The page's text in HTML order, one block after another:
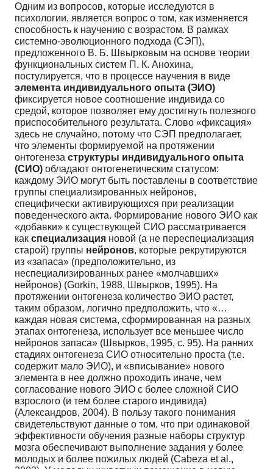
Одним из вопросов, которые исследуются в
психологии, является вопрос о том, как изменяется
способность к научению с возрастом. В рамках
системно-эволюционного подхода (СЭП),
предложенного В. Б. Швырковым на основе теории
функциональных систем П. К. Анохина,
постулируется, что в процессе научения в виде
элемента индивидуального опыта (ЭИО)
фиксируется новое соотношение индивида со
средой, которое позволяет ему достигнуть полезного
приспособительного результата. Слово «фиксация»
здесь не случайно, потому что СЭП предполагает,
что элементы формируемой на протяжении
онтогенеза структуры индивидуального опыта
(СИО) обладают онтогенетическим статусом:
каждому ЭИО могут быть поставлены в соответствие
группы специализированных нейронов,
специфически активирующихся при реализации
поведенческого акта. Формирование нового ЭИО как
«добавки» к существующей СИО рассматривается
как специализация новой (а не переспециализация
старой) группы нейронов, которые рекрутируются
из «запаса» (предположительно, из
неспециализированных ранее «молчавших»
нейронов) (Gorkin, 1988, Швырков, 1995). На
протяжении онтогенеза количество ЭИО растет,
таким образом, логично предположить, что «…
каждая новая система, сформированная на разных
этапах онтогенеза, использует все меньшее число
нейронов запаса» (Швырков, 1995, с. 95). На ранних
стадиях онтогенеза СИО относительно проста (т.е.
содержит мало ЭИО), и «вписывание» нового
элемента в нее должно проходить иначе, чем
согласование нового ЭИО с более сложной СИО
взрослого (и тем более старого индивида)
(Александров, 2004). В пользу такого понимания
свидетельствуют данные о том, что при одинаковой
эффективности обучения разные наборы структур
мозга обеспечивают выполнение задания у более
молодых и более пожилых людей (Cabeza et al.,